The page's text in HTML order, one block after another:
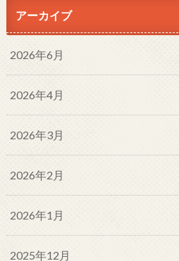
アーカイブ
2026年6月
2026年4月
2026年3月
2026年2月
2026年1月
2025年12月